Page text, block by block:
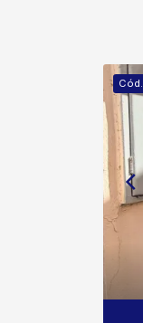
Cód.